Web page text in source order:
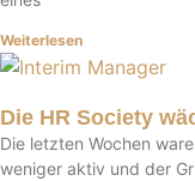
Weiterlesen
Die HR Society
Die letzten Wochen
weniger aktiv und der